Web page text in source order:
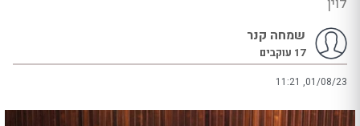
שמחה קנר
17 עוקבים
11:21 ,01/08/23